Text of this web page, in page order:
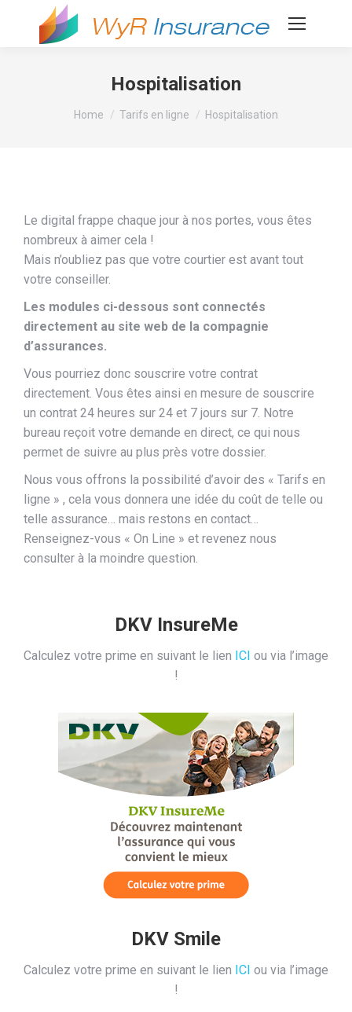
Hospitalisation
You are here:
Home Tarifs en ligne Hospitalisation
Le digital frappe chaque jour à nos portes, vous êtes
nombreux à aimer cela !
Mais n’oubliez pas que votre courtier est avant tout
votre conseiller.
Les modules ci-dessous sont connectés
directement au site web de la compagnie
d’assurances.
Vous pourriez donc souscrire votre contrat
directement. Vous êtes ainsi en mesure de souscrire
un contrat 24 heures sur 24 et 7 jours sur 7. Notre
bureau reçoit votre demande en direct, ce qui nous
permet de suivre au plus près votre dossier.
Nous vous offrons la possibilité d’avoir des « Tarifs en
ligne » , cela vous donnera une idée du coût de telle ou
telle assurance… mais restons en contact…
Renseignez-vous « On Line » et revenez nous
consulter à la moindre question.
DKV InsureMe
Calculez votre prime en suivant le lien ICI ou via l’image
!
DKV Smile
Calculez votre prime en suivant le lien ICI ou via l’image
!